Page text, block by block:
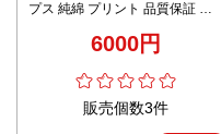
プス 純綿 プリント 品質保証 ゆ
6000円
販売個数3件